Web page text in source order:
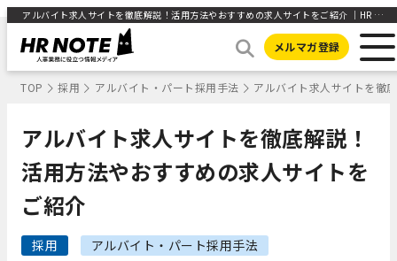
アルバイト求人サイトを徹底解説！活用方法やおすすめの求人サイトをご紹介 ｜HR NOTE
メルマガ登録
TOP 採用 アルバイト・パート採用手法 アルバイト求人サイトを徹
アルバイト求人サイトを徹底解説！
活用方法やおすすめの求人サイトを
ご紹介
採用 アルバイト・パート採用手法